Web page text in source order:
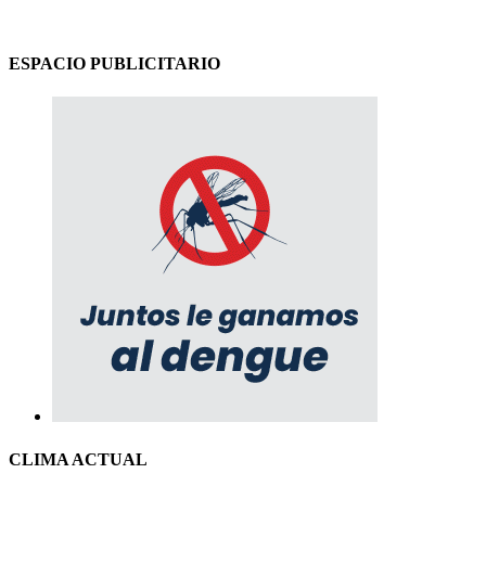
ESPACIO PUBLICITARIO
CLIMA ACTUAL